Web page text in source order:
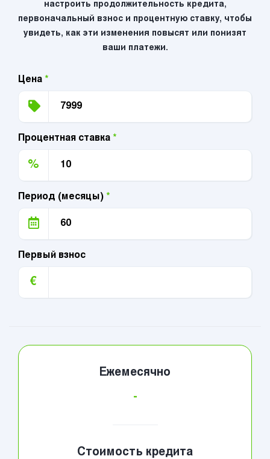
настроить продолжительность кредита,
первоначальный взнос и процентную ставку, чтобы
увидеть, как эти изменения повысят или понизят
ваши платежи.
Цена *
Процентная ставка *
%
Период (месяцы) *
Первый взнос
€
Ежемесячно
-
Стоимость кредита